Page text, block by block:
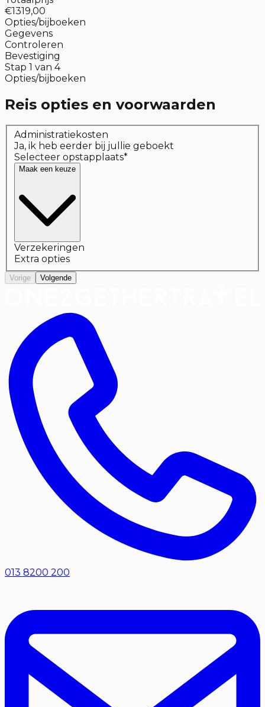
€1319,00
Opties/bijboeken
Gegevens
Controleren
Bevestiging
Stap 1 van 4
Opties/bijboeken
Reis opties en voorwaarden
Administratiekosten
Ja, ik heb eerder bij jullie geboekt
Selecteer opstapplaats*
Maak een keuze
Verzekeringen
Extra opties
Vorige Volgende
013 8200 200